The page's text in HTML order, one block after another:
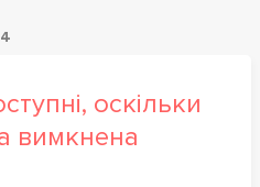
оскільки
вимкнена